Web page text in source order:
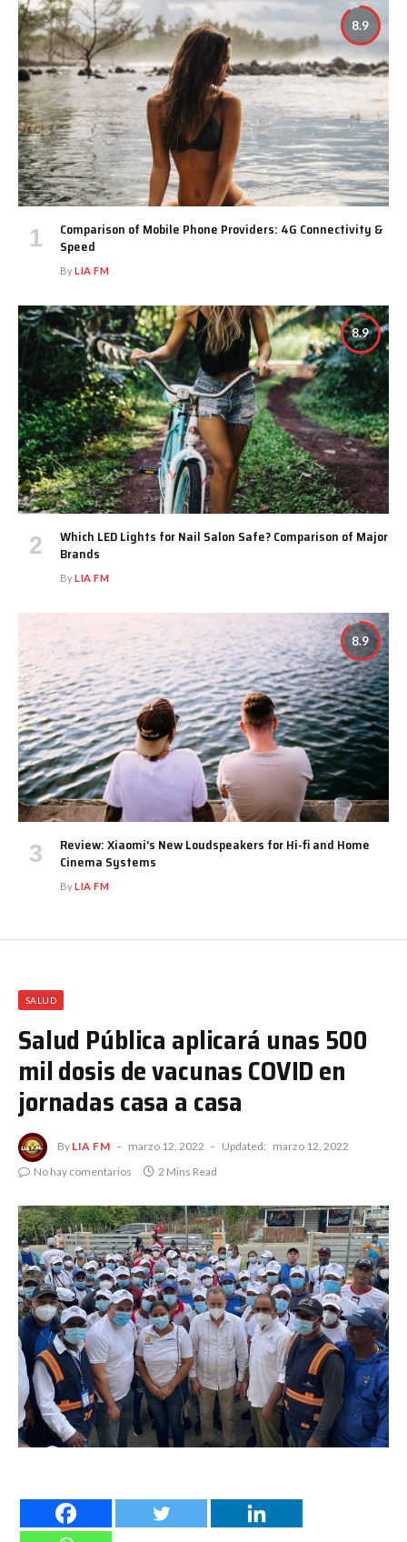
8.9
Comparison of Mobile Phone Providers: 4G Connectivity &
Speed
ByLIA FM
8.9
Which LED Lights for Nail Salon Safe? Comparison of Major
Brands
ByLIA FM
8.9
Review: Xiaomi’s New Loudspeakers for Hi-fi and Home
Cinema Systems
ByLIA FM
SALUD
Salud Pública aplicará unas 500
mil dosis de vacunas COVID en
jornadas casa a casa
By LIA FM marzo 12, 2022 Updated: marzo 12, 2022
No hay comentarios
2 Mins Read